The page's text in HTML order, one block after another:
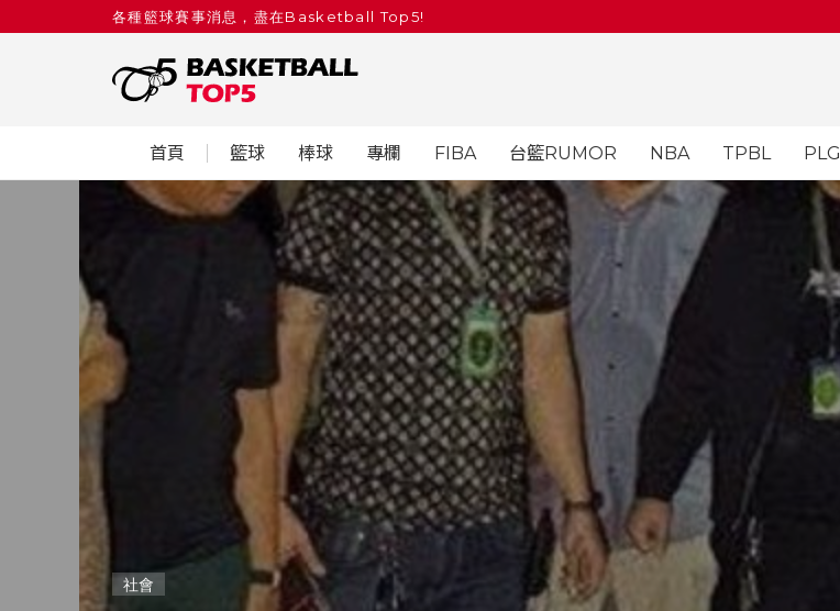
各種籃球賽事消息，盡在Basketball Top5!
首頁 籃球 棒球 專欄 FIBA 台籃RUMOR NBA TPBL PLG
社會